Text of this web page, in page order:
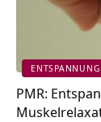
ENTSPANNUNG
PMR: